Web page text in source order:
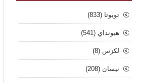
تويوتا (833)
هيونداي (541)
لكزس (8)
نيسان (208)